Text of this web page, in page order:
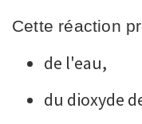
Cette réaction
de l'eau,
du dioxyde